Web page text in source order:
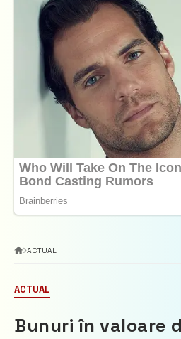
ACTUAL
ACTUAL
Bunuri în valoare